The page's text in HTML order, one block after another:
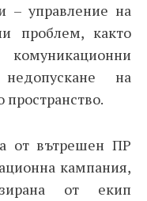
– управление на
проблем, както
на
пространство.
от вътрешен ПР
кампания,
от екип